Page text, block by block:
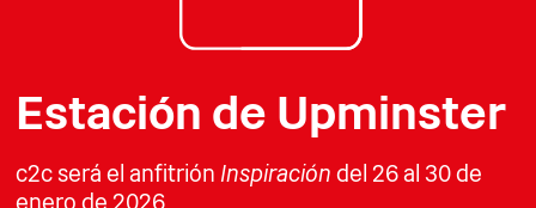
Estación de Upminster
c2c será el anfitrión Inspiración del 26 al 30 de